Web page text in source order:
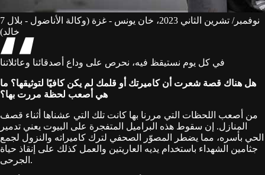
7 نوفمبر/ تشرين الثاني 2023، خان يونس - غزة (وكالة الأناضول - بلال
خالد)
في كل يوم نستيقظ فيه، نحرص على وداع أصدقائنا وعائلاتنا
هل هناك قصة شعرت أن كاميرتك أو قلمك لم يكن كافيًا لتوثيقها؟ ما
هي أصعب لحظة مررت بها؟
من أصعب اللحظات التي مررنا بها كانت تلك التي عشناها أثناء قصف
المنازل. إن سقوط هذه البراميل المتفجرة على البيوت يعني تدمير
الحي بأسره، مما يضطر المصوّر الصحفي لترك كاميراته والنزول لجمع
جثامين الشهداء باستخدام يديه العاريتين والعمل كذلك على إنقاذ حياة
الجرحى.